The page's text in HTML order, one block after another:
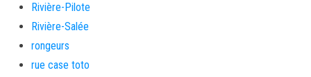
Rivière-Pilote
Rivière-Salée
rongeurs
rue case toto